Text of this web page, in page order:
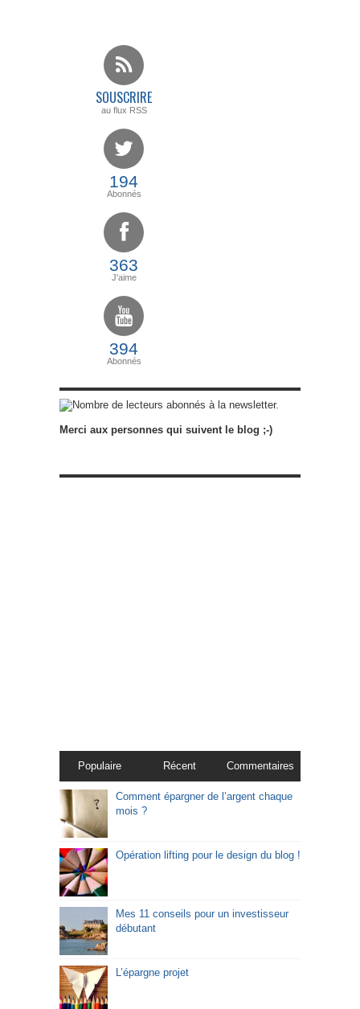
SOUSCRIRE
au flux RSS
194
Abonnés
363
J'aime
394
Abonnés
abonnés à la newsletter.
Merci aux personnes qui suivent le blog ;-)
Populaire Récent Commentaires
Comment épargner de l’argent chaque
mois ?
Opération lifting pour le design du blog !
Mes 11 conseils pour un investisseur
débutant
L’épargne projet